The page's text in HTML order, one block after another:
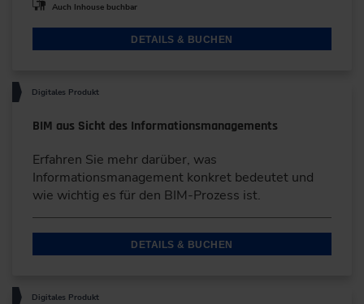
Auch Inhouse buchbar
DETAILS & BUCHEN
Digitales Produkt
BIM aus Sicht des Informationsmanagements
Erfahren Sie mehr darüber, was
Informationsmanagement konkret bedeutet und
wie wichtig es für den BIM-Prozess ist.
DETAILS & BUCHEN
Digitales Produkt